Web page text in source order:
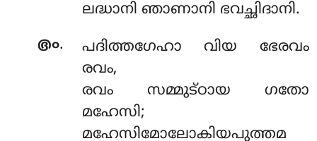
ലദ്ധാനി ഞാണാനി ഭവച്ഛിദാനി.
൫൦.
പദിത്തഗേഹാ വിയ ഭേരവം
രവം,
രവം സമ്മുട്ഠായ ഗതോ
മഹേസി;
മഹേസിമോലോകിയപുത്തമ